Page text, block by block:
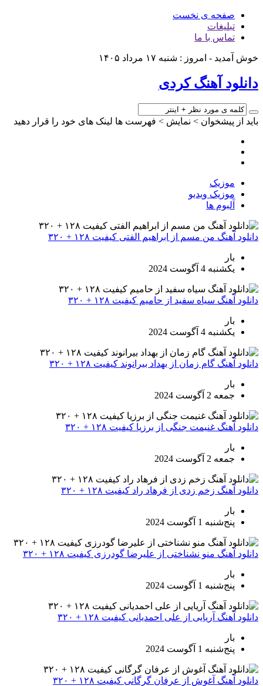
صفحه ی نخست
تبلیغات
تماس با ما
خوش آمدید - امروز : شنبه ۱۷ مرداد ۱۴۰۵
دانلود آهنگ کردی
باید از پیشخوان > نمایش > فهرست ها لینک های خود را قرار دهید
موزیک
موزیک ویدیو
آلبوم ها
دانلود آهنگ من مسم از ابراهیم الفتی کیفیت ۱۲۸ + ۳۲۰
بار
یکشنبه 4 آگوست 2024
دانلود آهنگ سیاه سفید از حامیم کیفیت ۱۲۸ + ۳۲۰
بار
یکشنبه 4 آگوست 2024
دانلود آهنگ گام زمان از بهداد بیرانوند کیفیت ۱۲۸ + ۳۲۰
بار
جمعه 2 آگوست 2024
دانلود آهنگ غنیمت جنگی از برزیا کیفیت ۱۲۸ + ۳۲۰
بار
جمعه 2 آگوست 2024
دانلود آهنگ زخم زدی از فرهاد راد کیفیت ۱۲۸ + ۳۲۰
بار
پنج‌شنبه 1 آگوست 2024
دانلود آهنگ منو نشناختی از علیرضا گودرزی کیفیت ۱۲۸ + ۳۲۰
بار
پنج‌شنبه 1 آگوست 2024
دانلود آهنگ آریایی از علی احمدیانی کیفیت ۱۲۸ + ۳۲۰
بار
پنج‌شنبه 1 آگوست 2024
دانلود آهنگ آغوش از عرفان گرگانی کیفیت ۱۲۸ + ۳۲۰